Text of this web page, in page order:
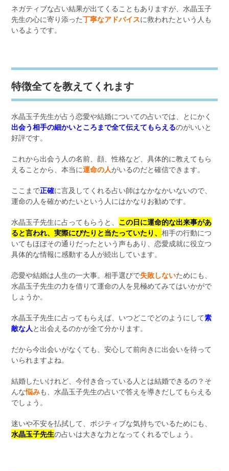
ネガティブな占い結果が出てくることもありますが、水晶玉子
先生の心に寄り添った丁寧なアドバイスに救われたという人も
いるようです。
特徴全てを教えてくれます
水晶玉子先生が占う恋愛や結婚についての占いでは、とにかく
出会う相手の細かいところまで全て伝えてもらえるのがいいと
好評です。
これから出会う人の名前、顔、性格など、具体的に教えてもら
えることから、本当に運命の人がいるのだと確信できます。
ここまで正確に言及してくれる占い師はなかなかいないので、
運命の人を確かめたいという人にはかなりお勧めです。
水晶玉子先生に占ってもらうと、 この日に運命的な出来事があ
ると言われ、実際にぴたりと当たっていたり、相手の行動につ
いてもほぼその通りだったという声もあり、恋愛成就に役立つ
具体的な情報に感動する人が続出しています。
恋愛や結婚は人生の一大事。相手選びで失敗しないためにも、
水晶玉子先生の力を借りて運命の人を見極めてみてはいかがで
しょうか。
水晶玉子先生に占ってもらえば、いつどこでどのようにして素
敵な人と出会えるのかが全て分かります。
だから今出会いがなくても、安心して前向きに出会いを待って
いられますよね。
結婚したいけれど、今付き合っている人とは結婚できるの？そ
んな悩みも、水晶玉子先生の占いで答えを導きだしてもらえる
でしょう。
迷いや不安を払拭して、ポジティブな気持ちでいるためにも、
水晶玉子先生の占いは大きな力となってくれるでしょう。